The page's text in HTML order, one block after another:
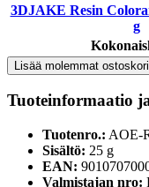
3DJAKE Resin
g
Lisää molemmat
Tuoteinformaatio
Tuotenro.: AOE-
Sisältö: 25 g
EAN:
Valmistajan nro: